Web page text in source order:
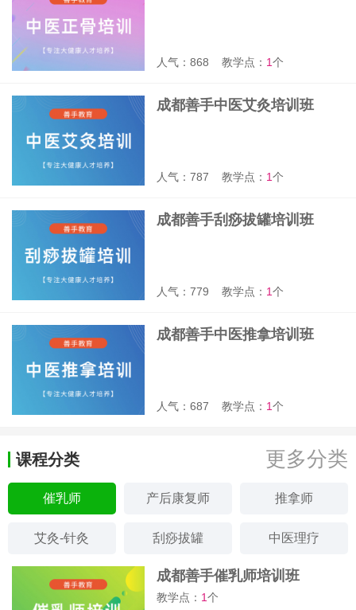
人气：868 教学点： 1个
成都善手中医艾灸培训班
人气：787 教学点： 1个
成都善手刮痧拔罐培训班
人气：779 教学点： 1个
成都善手中医推拿培训班
人气：687 教学点： 1个
课程分类 更多分类
催乳师 产后康复师 推拿师
艾灸-针灸 刮痧拔罐 中医理疗
成都善手催乳师培训班
教学点： 1个